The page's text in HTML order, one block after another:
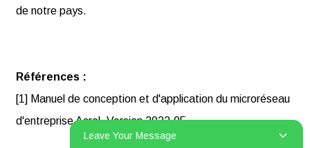
de notre pays.
Références :
[1] Manuel de conception et d'application du microréseau
d'entreprise Acrel. Version 2022.05.
Leave Your Message